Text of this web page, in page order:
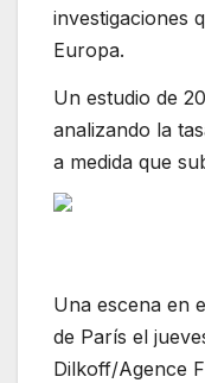
investigaciones
Europa.
Un estudio de
analizando la
a medida que
Una escena en
de París el
Dilkoff/Agence